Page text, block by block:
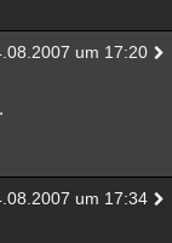
um 17:20
um 17:34